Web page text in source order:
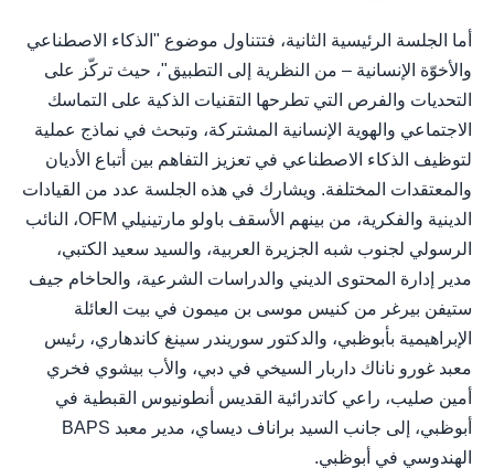
أما الجلسة الرئيسية الثانية، فتتناول موضوع "الذكاء الاصطناعي
والأخوّة الإنسانية – من النظرية إلى التطبيق"، حيث تركّز على
التحديات والفرص التي تطرحها التقنيات الذكية على التماسك
الاجتماعي والهوية الإنسانية المشتركة، وتبحث في نماذج عملية
لتوظيف الذكاء الاصطناعي في تعزيز التفاهم بين أتباع الأديان
والمعتقدات المختلفة. ويشارك في هذه الجلسة عدد من القيادات
الدينية والفكرية، من بينهم الأسقف باولو مارتينيلي OFM، النائب
الرسولي لجنوب شبه الجزيرة العربية، والسيد سعيد الكتبي،
مدير إدارة المحتوى الديني والدراسات الشرعية، والحاخام جيف
ستيفن بيرغر من كنيس موسى بن ميمون في بيت العائلة
الإبراهيمية بأبوظبي، والدكتور سوريندر سينغ كاندهاري، رئيس
معبد غورو ناناك داربار السيخي في دبي، والأب بيشوي فخري
أمين صليب، راعي كاتدرائية القديس أنطونيوس القبطية في
أبوظبي، إلى جانب السيد براناف ديساي، مدير معبد BAPS
الهندوسي في أبوظبي.